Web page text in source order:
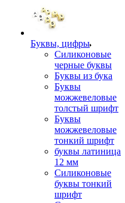
Буквы, цифры
Силиконовые
черные буквы
Буквы из бука
Буквы
можжевеловые
толстый шрифт
Буквы
можжевеловые
тонкий шрифт
буквы латиница
12 мм
Силиконовые
буквы тонкий
шрифт